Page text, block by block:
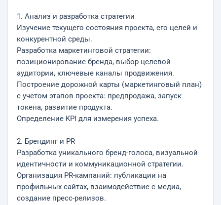
1. Анализ и разработка стратегии
Изучение текущего состояния проекта, его целей и
конкурентной среды.
Разработка маркетинговой стратегии:
позиционирование бренда, выбор целевой
аудитории, ключевые каналы продвижения.
Построение дорожной карты (маркетинговый план)
с учетом этапов проекта: предпродажа, запуск
токена, развитие продукта.
Определение KPI для измерения успеха.
2. Брендинг и PR
Разработка уникального бренд-голоса, визуальной
идентичности и коммуникационной стратегии.
Организация PR-кампаний: публикации на
профильных сайтах, взаимодействие с медиа,
создание пресс-релизов.